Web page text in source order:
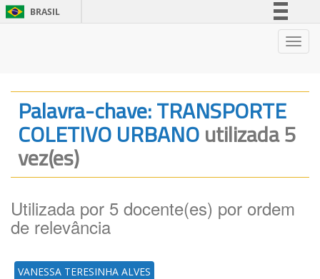
BRASIL
Legislação
Canais
Palavra-chave: TRANSPORTE
COLETIVO URBANOutilizada 5
vez(es)
Utilizada por 5 docente(es) por ordem
de relevância
VANESSA TERESINHA ALVES